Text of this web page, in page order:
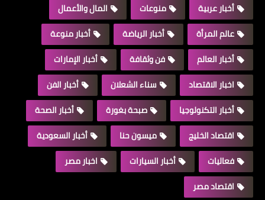
أخبار عربية منوعات
المال والأعمال
عالم المرأة
أخبار الرياضة
أخبار منوعة
أخبار العالم
فن وثقافة
أخبار الإمارات
اخبار الاقتصاد
سناء الشعلان
أخبار الفن
أخبار التكنولوجيا
صبحة بغورة
أخبار الصحة
اقتصاد الخليج
ميسون حنا
أخبار السعودية
فعاليات
أخبار السيارات
اخبار مصر
اقتصاد مصر